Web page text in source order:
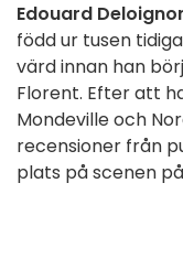
Edouard
född ur tusen
värd innan han
Florent. Efter att
Mondeville och
recensioner från
plats på scenen